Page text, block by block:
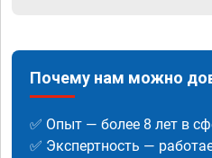
Почему нам можно
✅ Опыт — более 8 лет в
✅ Экспертность —